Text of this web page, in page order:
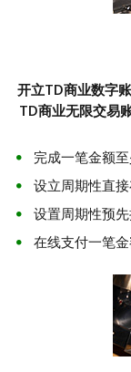
开立TD商业数字
TD商业无限交易
完成一笔金额
设立周期性直接
设置周期性预
在线支付一笔